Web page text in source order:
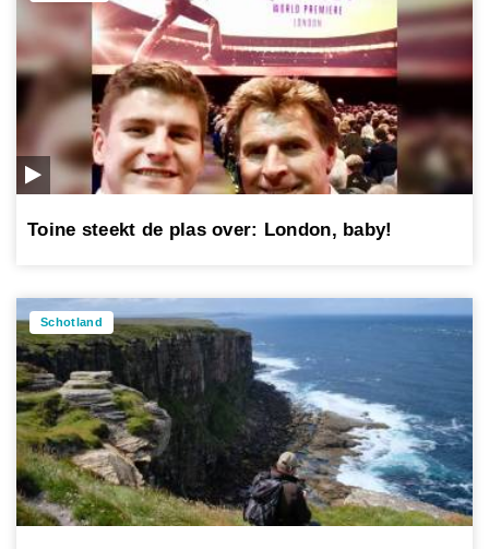
Toine steekt de plas over: London, baby!
Schotland